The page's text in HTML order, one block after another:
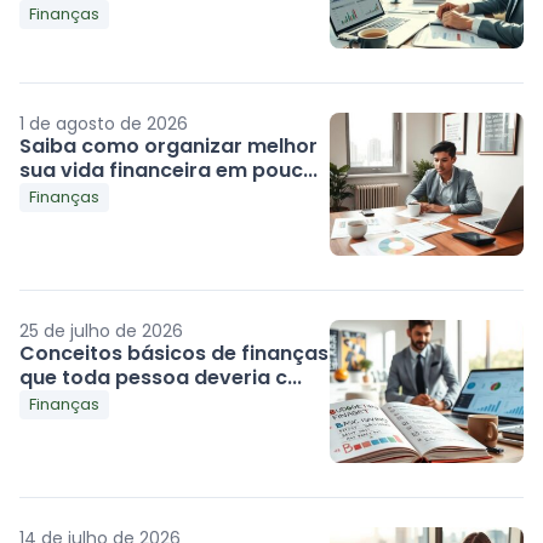
Finanças
1 de agosto de 2026
Saiba como organizar melhor
sua vida financeira em pouc...
Finanças
25 de julho de 2026
Conceitos básicos de finanças
que toda pessoa deveria c...
Finanças